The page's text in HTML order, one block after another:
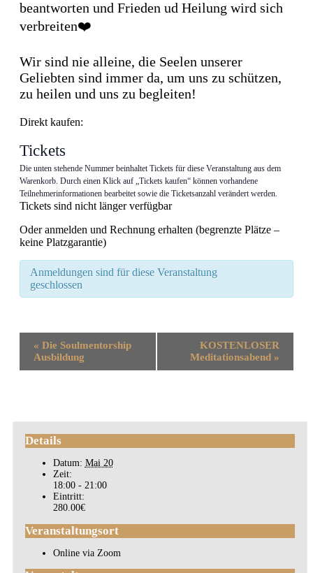
beantworten und Frieden ud Heilung wird sich
verbreiten❤️
Wir sind nie alleine, die Seelen unserer
Geliebten sind immer da, um uns zu schützen,
zu heilen und uns zu begleiten!
Direkt kaufen:
Tickets
Die unten stehende Nummer beinhaltet Tickets für diese Veranstaltung aus dem
Warenkorb. Durch einen Klick auf „Tickets kaufen“ können vorhandene
Teilnehmerinformationen bearbeitet sowie die Ticketsanzahl verändert werden.
Tickets sind nicht länger verfügbar
Oder anmelden und Rechnung erhalten (begrenzte Plätze –
keine Platzgarantie)
Anmeldungen sind für diese Veranstaltung
geschlossen
Veranstaltung-
Navigation
« Die Soulmentorship
Ausbildung
KOSTENLOSER
Meditationsabend »
Details
Datum: Mai 20
Zeit:
18:00 - 21:00
Eintritt:
280.00€
Veranstaltungsort
Online via Zoom